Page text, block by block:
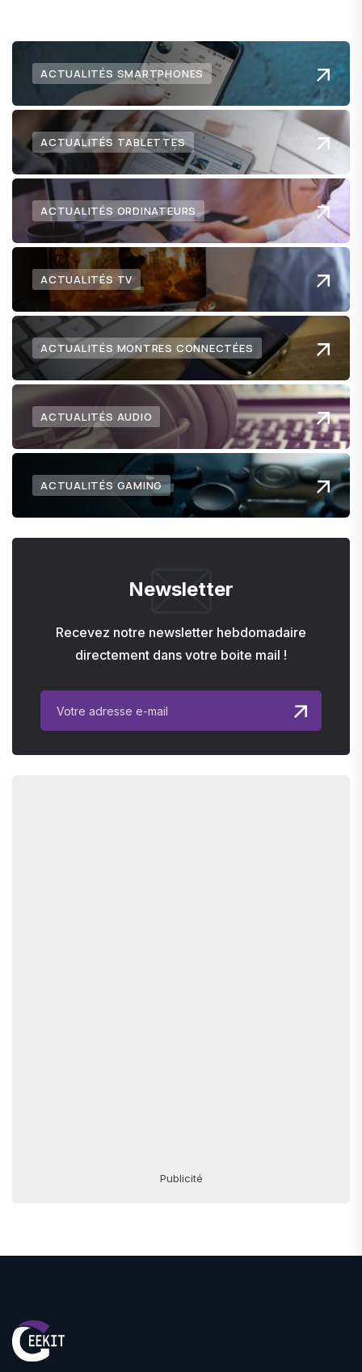
ACTUALITÉS SMARTPHONES
ACTUALITÉS TABLETTES
ACTUALITÉS ORDINATEURS
ACTUALITÉS TV
ACTUALITÉS MONTRES CONNECTÉES
ACTUALITÉS AUDIO
ACTUALITÉS GAMING
Newsletter
Recevez notre newsletter hebdomadaire
directement dans votre boite mail !
Publicité